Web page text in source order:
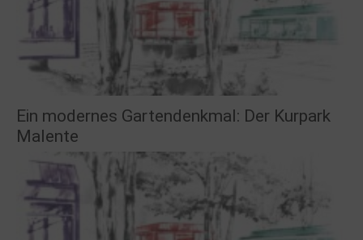
Ein modernes Gartendenkmal: Der Kurpark
Malente